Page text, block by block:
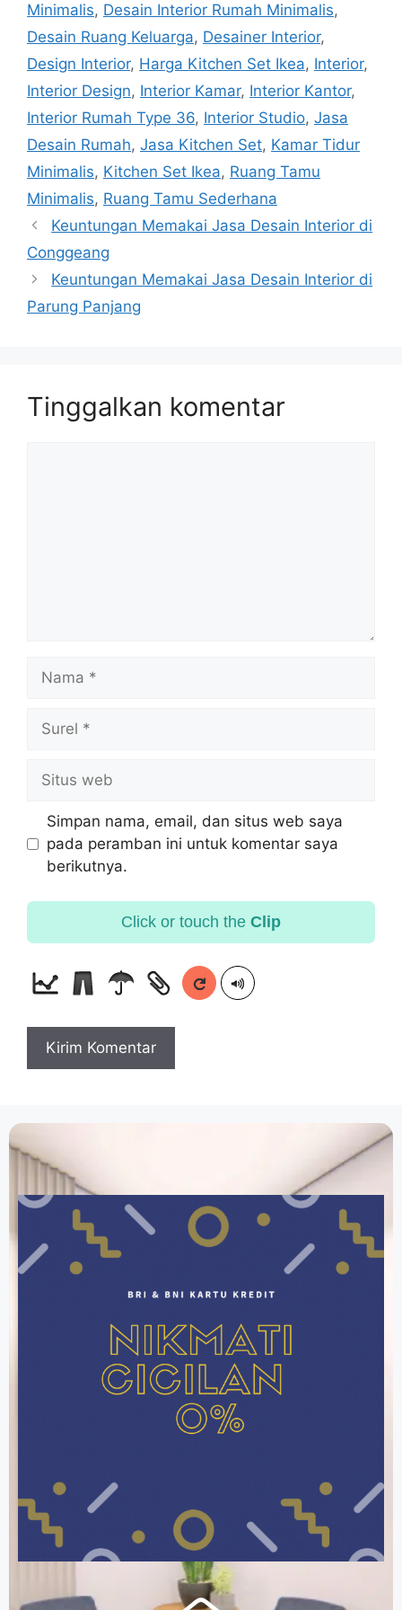
Minimalis, Desain Interior Rumah Minimalis,
Desain Ruang Keluarga, Desainer Interior,
Design Interior, Harga Kitchen Set Ikea, Interior,
Interior Design, Interior Kamar, Interior Kantor,
Interior Rumah Type 36, Interior Studio, Jasa
Desain Rumah, Jasa Kitchen Set, Kamar Tidur
Minimalis, Kitchen Set Ikea, Ruang Tamu
Minimalis, Ruang Tamu Sederhana
Keuntungan Memakai Jasa Desain Interior di
Conggeang
Keuntungan Memakai Jasa Desain Interior di
Parung Panjang
Tinggalkan komentar
Simpan nama, email, dan situs web saya
pada peramban ini untuk komentar saya
berikutnya.
Click or touch the Clip